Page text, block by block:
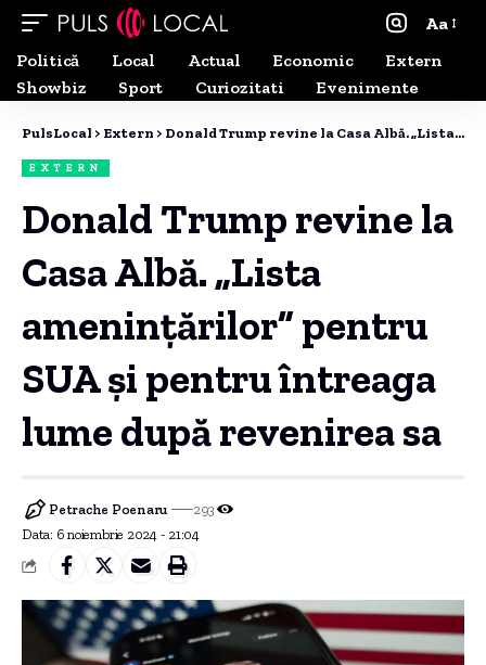
Aa
Politică
Local Actual Economic
Extern
Showbiz
Sport Curiozitati Evenimente
PulsLocal > Extern > Donald Trump revine la Casa Albă. „Lista amenințărilor” pentru SUA și pentru întreaga lume după revenirea sa
EXTERN
Donald Trump revine la
Casa Albă. „Lista
amenințărilor” pentru
SUA și pentru întreaga
lume după revenirea sa
Data: 6 noiembrie 2024 - 21:04
Petrache Poenaru 293